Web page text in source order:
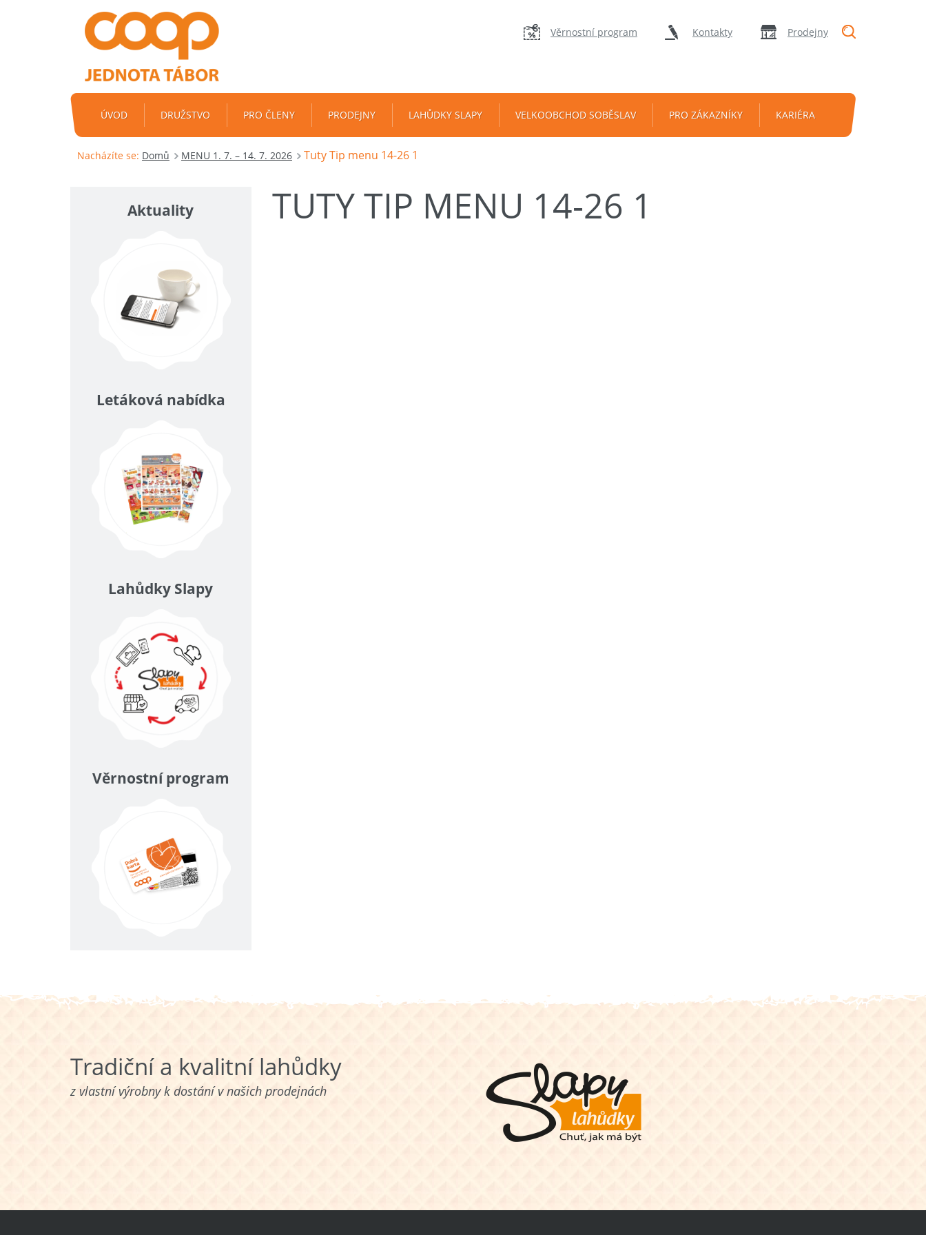
Věrnostní program Kontakty Prodejny
ÚVOD DRUŽSTVO PRO ČLENY PRODEJNY LAHŮDKY SLAPY VELKOOBCHOD SOBĚSLAV PRO ZÁKAZNÍKY KARIÉRA
Nacházíte se: Domů MENU 1. 7. – 14. 7. 2026 Tuty Tip menu 14-26 1
TUTY TIP MENU 14-26 1
Aktuality
Letáková nabídka
Lahůdky Slapy
Věrnostní program
Tradiční a kvalitní lahůdky
z vlastní výrobny k dostání v našich prodejnách